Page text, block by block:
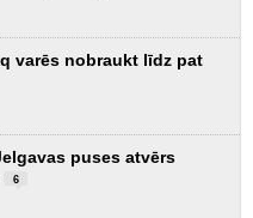
varēs nobraukt līdz pat
puses atvērs
6